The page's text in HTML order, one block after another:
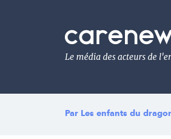
Le
média
de
l'engagement
Par Les enfants du